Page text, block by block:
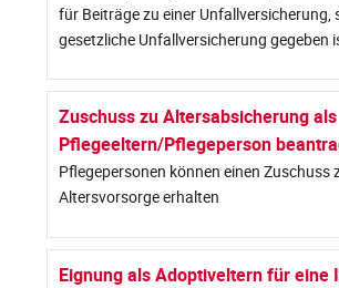
für Beiträge zu einer Unfallversicherung,
gesetzliche Unfallversicherung gegeben
Zuschuss zu Altersabsicherung als
Pflegeeltern/Pflegeperson
Pflegepersonen können einen Zuschuss
Altersvorsorge erhalten
Eignung als Adoptiveltern für eine